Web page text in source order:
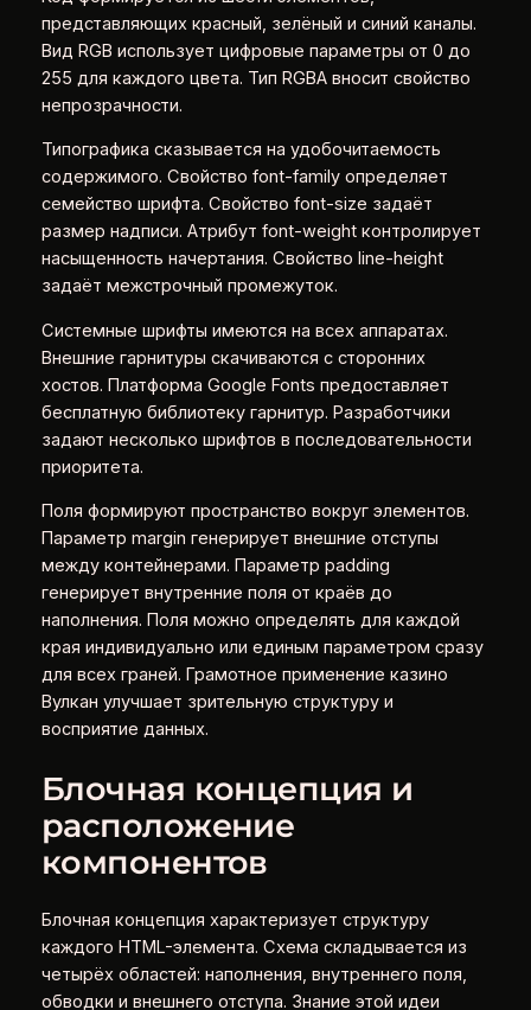
представляющих красный, зелёный и синий каналы.
Вид RGB использует цифровые параметры от 0 до
255 для каждого цвета. Тип RGBA вносит свойство
непрозрачности.
Типографика сказывается на удобочитаемость
содержимого. Свойство font-family определяет
семейство шрифта. Свойство font-size задаёт
размер надписи. Атрибут font-weight контролирует
насыщенность начертания. Свойство line-height
задаёт межстрочный промежуток.
Системные шрифты имеются на всех аппаратах.
Внешние гарнитуры скачиваются с сторонних
хостов. Платформа Google Fonts предоставляет
бесплатную библиотеку гарнитур. Разработчики
задают несколько шрифтов в последовательности
приоритета.
Поля формируют пространство вокруг элементов.
Параметр margin генерирует внешние отступы
между контейнерами. Параметр padding
генерирует внутренние поля от краёв до
наполнения. Поля можно определять для каждой
края индивидуально или единым параметром сразу
для всех граней. Грамотное применение казино
Вулкан улучшает зрительную структуру и
восприятие данных.
Блочная концепция и
расположение
компонентов
Блочная концепция характеризует структуру
каждого HTML-элемента. Схема складывается из
четырёх областей: наполнения, внутреннего поля,
обводки и внешнего отступа. Знание этой идеи